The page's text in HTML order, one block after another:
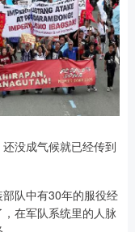
没成气候就已经传到
队中有30年的服役经
在军队系统里的人脉